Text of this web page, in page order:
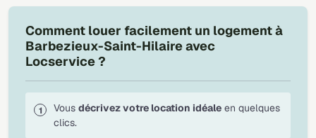
Comment louer facilement un logement à
Barbezieux-Saint-Hilaire avec
Locservice ?
Vous décrivez votre location idéale en quelques
clics.